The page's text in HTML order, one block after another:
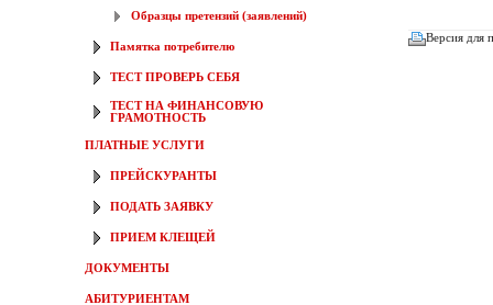
Образцы претензий (заявлений)
Памятка потребителю
ТЕСТ ПРОВЕРЬ СЕБЯ
ТЕСТ НА ФИНАНСОВУЮ
ГРАМОТНОСТЬ
ПЛАТНЫЕ УСЛУГИ
ПРЕЙСКУРАНТЫ
ПОДАТЬ ЗАЯВКУ
ПРИЕМ КЛЕЩЕЙ
ДОКУМЕНТЫ
АБИТУРИЕНТАМ
Версия для